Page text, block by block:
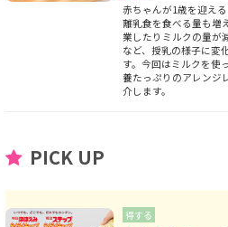
赤ちゃんが1歳を迎え
離乳食を食べる量も増
業したりミルクの量が
など、授乳の様子に変
す。今回はミルクを使
養たっぷりのアレンジ
介します。
PICK UP
得する